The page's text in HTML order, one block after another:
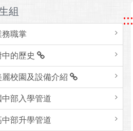
組
務職掌
中的歷史
麗校園及設備介紹
中部入學管道
中部升學管道
:::